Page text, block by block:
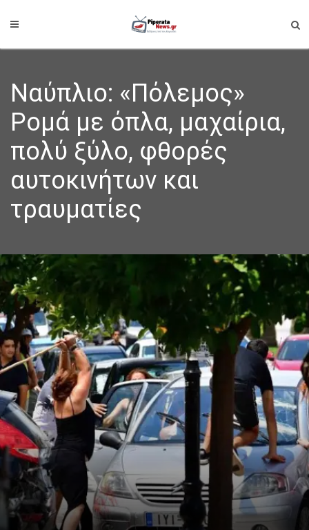
Ναύπλιο: «Πόλεμος»
Ρομά με όπλα, μαχαίρια,
πολύ ξύλο, φθορές
αυτοκινήτων και
τραυματίες